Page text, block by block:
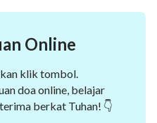
Online
klik tombol.
doa online, belajar
berkat Tuhan! 👇